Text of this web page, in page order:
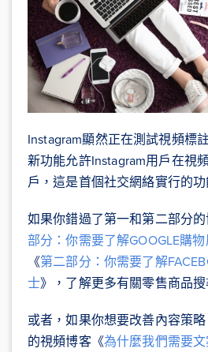
Instagram顯然正在測試視頻標
新功能允許Instagram用戶在視
戶，這是首個社交網絡實行的功
如果你錯過了第一和第二部分
部分：你需要了解GOOGLE購
《第二部分：你需要了解
士》，了解更多有關零售商品搜
或者，如果你想要改善內容策
的視頻博客《為什麼我們需要文